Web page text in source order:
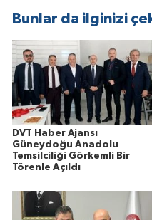
Bunlar da ilginizi
DVT Haber Ajansı
Güneydoğu Anadolu
Temsilciliği Görkemli Bir
Törenle Açıldı